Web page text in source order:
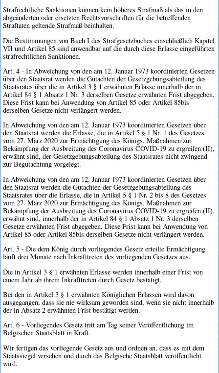
Strafrechtliche Sanktionen können kein höheres Strafmaß als das in den
abgeänderten oder ersetzten Rechtsvorschriften für die betreffenden
Straftaten geltende Strafmaß beinhalten.
Die Bestimmungen von Buch I des Strafgesetzbuches einschließlich Kapitel
VII und Artikel 85 sind anwendbar auf die durch diese Erlasse eingeführten
strafrechtlichen Sanktionen.
Art. 4 - In Abweichung von den am 12. Januar 1973 koordinierten Gesetzen
über den Staatsrat werden die Gutachten der Gesetzgebungsabteilung des
Staatsrates über die in Artikel 3 § 1 erwähnten Erlasse innerhalb der in
Artikel 84 § 1 Absatz 1 Nr. 3 derselben Gesetze erwähnten Frist abgegeben.
Diese Frist kann bei Anwendung von Artikel 85 oder Artikel 85bis
derselben Gesetze nicht verlängert werden.
In Abweichung von den am 12. Januar 1973 koordinierten Gesetzen über
den Staatsrat werden die Erlasse, die in Artikel 5 § 1 Nr. 1 des Gesetzes
vom 27. März 2020 zur Ermächtigung des Königs, Maßnahmen zur
Bekämpfung der Ausbreitung des Coronavirus COVID-19 zu ergreifen (II),
erwähnt sind, der Gesetzgebungsabteilung des Staatsrates nicht zwingend
zur Begutachtung vorgelegt.
In Abweichung von den am 12. Januar 1973 koordinierten Gesetzen über
den Staatsrat werden die Gutachten der Gesetzgebungsabteilung des
Staatsrates über die Erlasse, die in Artikel 5 § 1 Nr. 2 bis 8 des Gesetzes
vom 27. März 2020 zur Ermächtigung des Königs, Maßnahmen zur
Bekämpfung der Ausbreitung des Coronavirus COVID-19 zu ergreifen (II),
erwähnt sind, innerhalb der in Artikel 84 § 1 Absatz 1 Nr. 3 derselben
Gesetze erwähnten Frist abgegeben. Diese Frist kann bei Anwendung von
Artikel 85 oder Artikel 85bis derselben Gesetze nicht verlängert werden.
Art. 5 - Die dem König durch vorliegendes Gesetz erteilte Ermächtigung
läuft drei Monate nach Inkrafttreten des vorliegenden Gesetzes aus.
Die in Artikel 3 § 1 erwähnten Erlasse werden innerhalb einer Frist von
einem Jahr ab ihrem Inkrafttreten durch Gesetz bestätigt.
Bei den in Artikel 3 § 1 erwähnten Königlichen Erlassen wird davon
ausgegangen, dass sie nie wirksam geworden sind, wenn sie nicht innerhalb
der in Absatz 2 erwähnten Frist bestätigt werden.
Art. 6 - Vorliegendes Gesetz tritt am Tag seiner Veröffentlichung im
Belgischen Staatsblatt in Kraft.
Wir fertigen das vorliegende Gesetz aus und ordnen an, dass es mit dem
Staatssiegel versehen und durch das Belgische Staatsblatt veröffentlicht
wird.